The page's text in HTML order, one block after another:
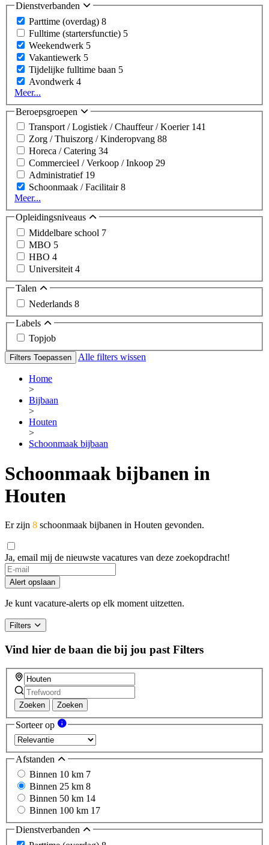
Dienstverbanden
Parttime (overdag) 8
Fulltime (startersfunctie) 5
Weekendwerk 5
Vakantiewerk 5
Tijdelijke fulltime baan 5
Avondwerk 4
Meer...
Beroepsgroepen
Transport / Logistiek / Chauffeur / Koerier 141
Zorg / Thuiszorg / Kinderopvang 88
Horeca / Catering 34
Commercieel / Verkoop / Inkoop 29
Administratief 19
Schoonmaak / Facilitair8
Meer...
Opleidingsniveaus
Middelbare school 7
MBO 5
HBO 4
Universiteit 4
Talen
Nederlands 8
Labels
Topjob
Filters Toepassen Alle filters wissen
Home
>
Bijbaan
>
Houten
>
Schoonmaak bijbaan
Schoonmaak bijbanen in
Houten
Er zijn 8 schoonmaak bijbanen in Houten gevonden.
Ja, email mij de nieuwste vacatures van deze zoekopdracht!
Alert opslaan
Je kunt vacature-alerts op elk moment uitzetten.
Filters
Vind hier de baan die bij jou past Filters
Zoeken Zoeken
Sorteer op
Afstanden
Binnen 10 km 7
Binnen 25 km 8
Binnen 50 km 14
Binnen 100 km 17
Dienstverbanden